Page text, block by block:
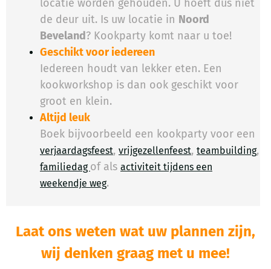
locatie worden gehouden. U hoeft dus niet
de deur uit. Is uw locatie in Noord
Beveland? Kookparty komt naar u toe!
Geschikt voor iedereen
Iedereen houdt van lekker eten. Een
kookworkshop is dan ook geschikt voor
groot en klein.
Altijd leuk
Boek bijvoorbeeld een kookparty voor een
verjaardagsfeest, vrijgezellenfeest, teambuilding,
familiedag of als activiteit tijdens een
weekendje weg.
Laat ons weten wat uw plannen zijn,
wij denken graag met u mee!​